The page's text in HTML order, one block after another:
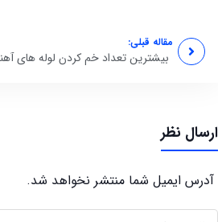
مقاله قبلی:
بیشترین تعداد خم کردن لوله های
ارسال نظر
آدرس ایمیل شما منتشر نخواهد شد.